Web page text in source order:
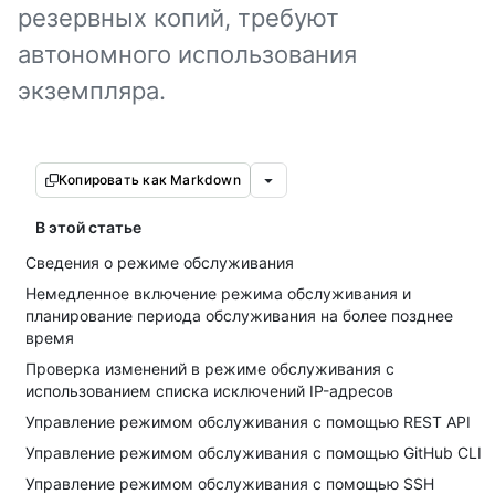
резервных копий, требуют
автономного использования
экземпляра.
Копировать как Markdown
В этой статье
Сведения о режиме обслуживания
Немедленное включение режима обслуживания и
планирование периода обслуживания на более позднее
время
Проверка изменений в режиме обслуживания с
использованием списка исключений IP-адресов
Управление режимом обслуживания с помощью REST API
Управление режимом обслуживания с помощью GitHub CLI
Управление режимом обслуживания с помощью SSH